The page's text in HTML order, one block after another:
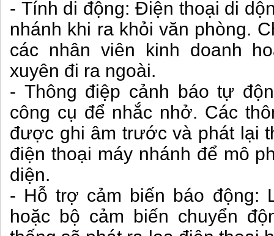
- Tính di động: Điện thoại di
nhánh khi ra khỏi văn phòng.
các nhân viên kinh doanh
xuyên đi ra ngoài.
- Thông điệp cảnh báo tự
công cụ để nhắc nhở. Các
được ghi âm trước và phát lại
điện thoại máy nhánh để mô
diện.
- Hỗ trợ cảm biến báo động:
hoặc bộ cảm biến chuyển